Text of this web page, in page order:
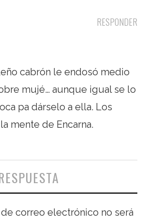
RESPONDER
cabrón le endosó medio
mujé… aunque igual se lo
pa dárselo a ella. Los
mente de Encarna.
correo electrónico no será